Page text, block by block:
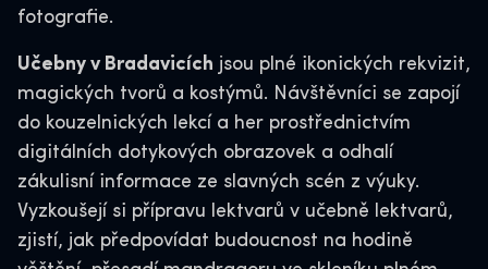
fotografie.
Učebny v Bradavicích jsou plné ikonických rekvizit,
magických tvorů a kostýmů. Návštěvníci se zapojí
do kouzelnických lekcí a her prostřednictvím
digitálních dotykových obrazovek a odhalí
zákulisní informace ze slavných scén z výuky.
Vyzkoušejí si přípravu lektvarů v učebně lektvarů,
zjistí, jak předpovídat budoucnost na hodině